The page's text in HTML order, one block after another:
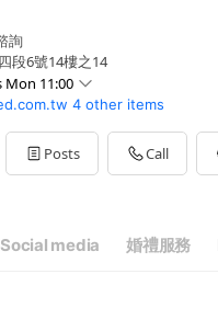
詢
段6號14樓之14
Mon 11:00
4 other items
Posts Call
Social media 婚禮服務